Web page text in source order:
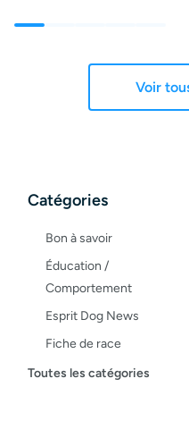
Catégories
Bon à savoir
Éducation /
Comportement
Esprit Dog News
Fiche de race
Maladies du chien
Toutes les catégories
Voir